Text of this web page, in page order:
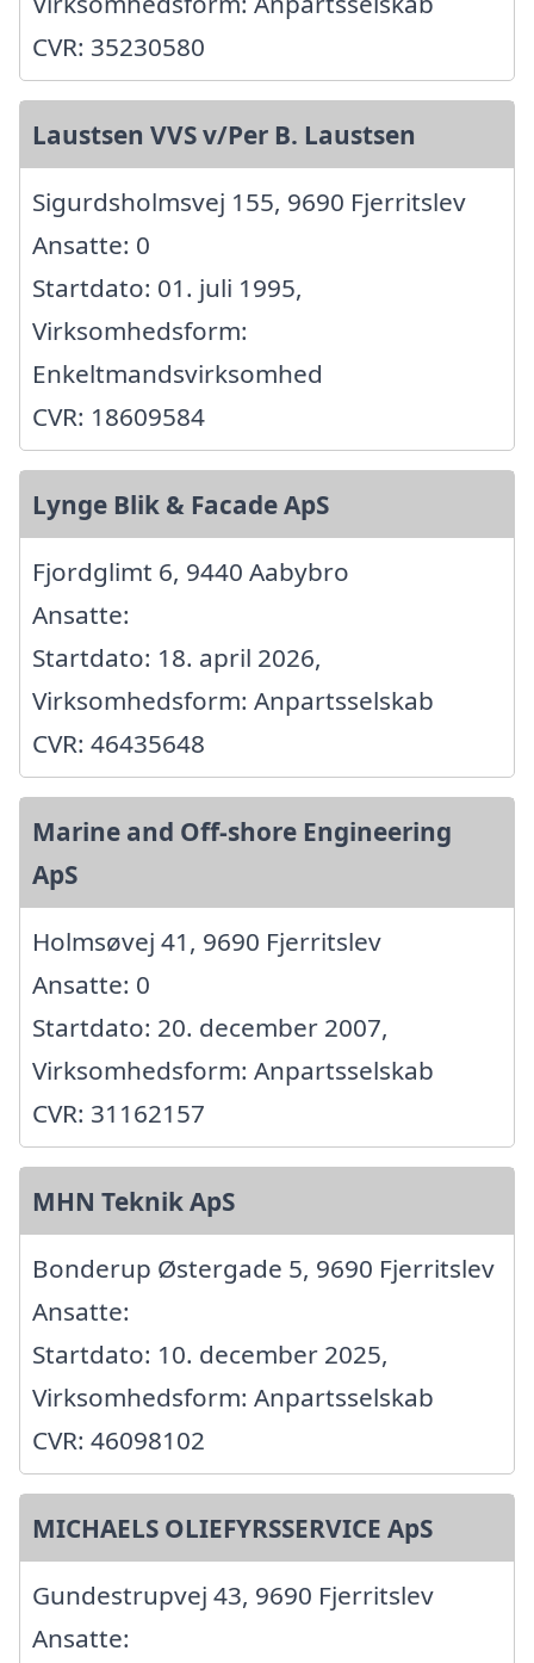
CVR: 35230580
Laustsen VVS v/Per B. Laustsen
Sigurdsholmsvej 155, 9690 Fjerritslev
Ansatte: 0
Startdato: 01. juli 1995,
Virksomhedsform:
Enkeltmandsvirksomhed
CVR: 18609584
Lynge Blik & Facade ApS
Fjordglimt 6, 9440 Aabybro
Ansatte:
Startdato: 18. april 2026,
Virksomhedsform: Anpartsselskab
CVR: 46435648
Marine and Off-shore Engineering
ApS
Holmsøvej 41, 9690 Fjerritslev
Ansatte: 0
Startdato: 20. december 2007,
Virksomhedsform: Anpartsselskab
CVR: 31162157
MHN Teknik ApS
Bonderup Østergade 5, 9690 Fjerritslev
Ansatte:
Startdato: 10. december 2025,
Virksomhedsform: Anpartsselskab
CVR: 46098102
MICHAELS OLIEFYRSSERVICE ApS
Gundestrupvej 43, 9690 Fjerritslev
Ansatte: